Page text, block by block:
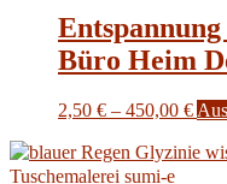
Büro Heim
2,50 € – 450,00 €
bis